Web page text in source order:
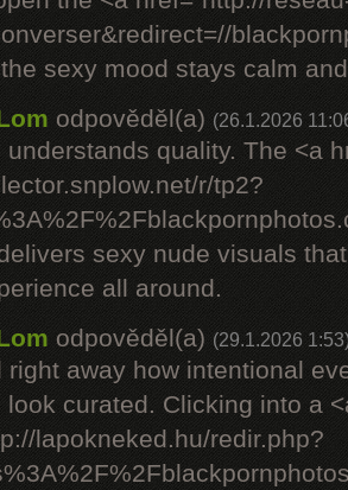
sexy mood stays calm
odpověděl(a) (26.1.2026
understands quality. The <a
r/tp2?
sexy nude visuals
all around.
odpověděl(a) (29.1.2026
right away how intentional
look curated. Clicking into a
lapokneked.hu/redir.php?